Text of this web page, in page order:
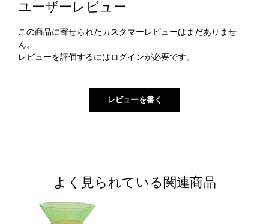
ユーザーレビュー
この商品に寄せられたカスタマーレビューはまだありませ
ん。
レビューを評価するには ログインが必要です。
よく見られている関連商品